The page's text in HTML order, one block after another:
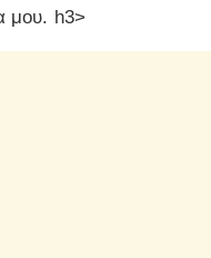
μου. h3>